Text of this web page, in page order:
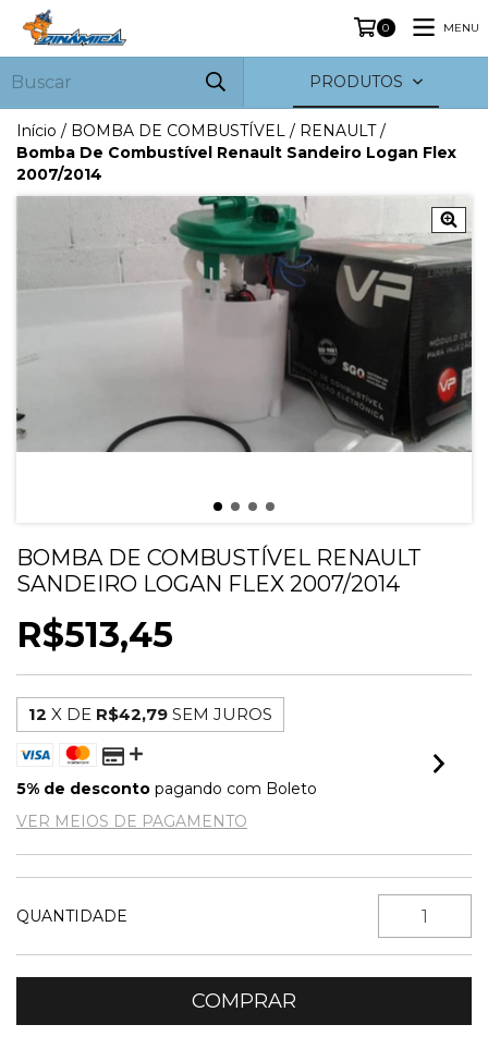
0 MENU
PRODUTOS
Início / BOMBA DE COMBUSTÍVEL / RENAULT /
Bomba De Combustível Renault Sandeiro Logan Flex
2007/2014
BOMBA DE COMBUSTÍVEL RENAULT
SANDEIRO LOGAN FLEX 2007/2014
R$513,45
12 X DE R$42,79 SEM JUROS
5% de desconto pagando com Boleto
VER MEIOS DE PAGAMENTO
QUANTIDADE